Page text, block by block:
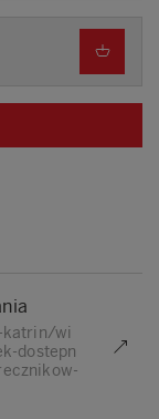
wi
dostepn